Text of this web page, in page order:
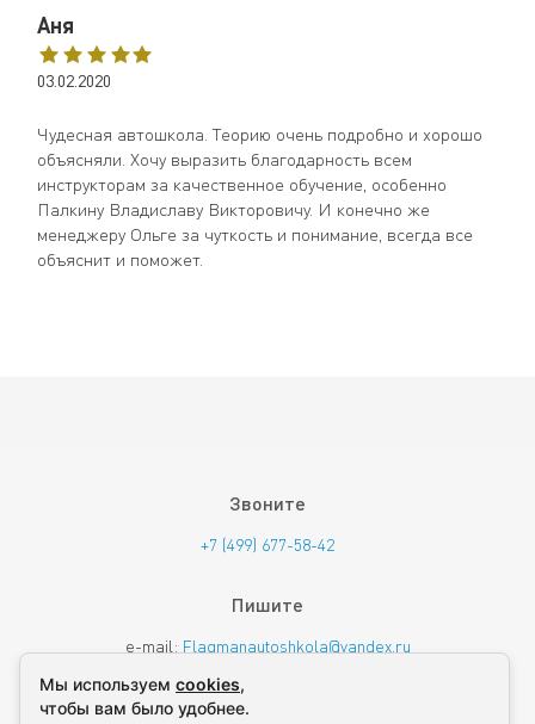
помощь, объяснит и не раз. В общем обучением осталась
довольна, спасибо за полученные знания.
Аня
03.02.2020
Чудесная автошкола. Теорию очень подробно и хорошо
объясняли. Хочу выразить благодарность всем
инструкторам за качественное обучение, особенно
Палкину Владиславу Викторовичу. И конечно же
менеджеру Ольге за чуткость и понимание, всегда все
объяснит и поможет.
Звоните
+7 (499) 677-58-42
Пишите
e-mail: Flagmanautoshkola@yandex.ru
Желаем успехов в обучении!
Мы используем cookies,
чтобы вам было удобнее.